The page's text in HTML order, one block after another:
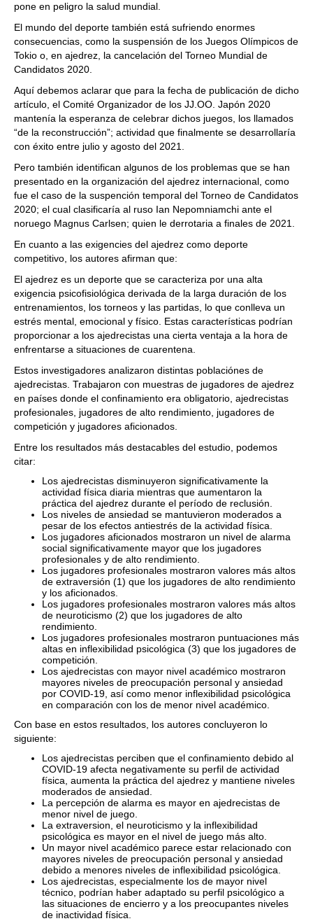
pone en peligro la salud mundial.
El mundo del deporte también está sufriendo enormes
consecuencias, como la suspensión de los Juegos Olímpicos de
Tokio o, en ajedrez, la cancelación del Torneo Mundial de
Candidatos 2020.
Aquí debemos aclarar que para la fecha de publicación de dicho
artículo, el Comité Organizador de los JJ.OO. Japón 2020
mantenía la esperanza de celebrar dichos juegos, los llamados
“de la reconstrucción”; actividad que finalmente se desarrollaría
con éxito entre julio y agosto del 2021.
Pero también identifican algunos de los problemas que se han
presentado en la organización del ajedrez internacional, como
fue el caso de la suspención temporal del Torneo de Candidatos
2020; el cual clasificaría al ruso Ian Nepomniamchi ante el
noruego Magnus Carlsen; quien le derrotaria a finales de 2021.
En cuanto a las exigencies del ajedrez como deporte
competitivo, los autores afirman que:
El ajedrez es un deporte que se caracteriza por una alta
exigencia psicofisiológica derivada de la larga duración de los
entrenamientos, los torneos y las partidas, lo que conlleva un
estrés mental, emocional y físico. Estas características podrían
proporcionar a los ajedrecistas una cierta ventaja a la hora de
enfrentarse a situaciones de cuarentena.
Estos investigadores analizaron distintas poblaciónes de
ajedrecistas. Trabajaron con muestras de jugadores de ajedrez
en países donde el confinamiento era obligatorio, ajedrecistas
profesionales, jugadores de alto rendimiento, jugadores de
competición y jugadores aficionados.
Entre los resultados más destacables del estudio, podemos
citar:
Los ajedrecistas disminuyeron significativamente la
actividad física diaria mientras que aumentaron la
práctica del ajedrez durante el período de reclusión.
Los niveles de ansiedad se mantuvieron moderados a
pesar de los efectos antiestrés de la actividad física.
Los jugadores aficionados mostraron un nivel de alarma
social significativamente mayor que los jugadores
profesionales y de alto rendimiento.
Los jugadores profesionales mostraron valores más altos
de extraversión (1) que los jugadores de alto rendimiento
y los aficionados.
Los jugadores profesionales mostraron valores más altos
de neuroticismo (2) que los jugadores de alto
rendimiento.
Los jugadores profesionales mostraron puntuaciones más
altas en inflexibilidad psicológica (3) que los jugadores de
competición.
Los ajedrecistas con mayor nivel académico mostraron
mayores niveles de preocupación personal y ansiedad
por COVID-19, así como menor inflexibilidad psicológica
en comparación con los de menor nivel académico.
Con base en estos resultados, los autores concluyeron lo
siguiente:
Los ajedrecistas perciben que el confinamiento debido al
COVID-19 afecta negativamente su perfil de actividad
física, aumenta la práctica del ajedrez y mantiene niveles
moderados de ansiedad.
La percepción de alarma es mayor en ajedrecistas de
menor nivel de juego.
La extraversion, el neuroticismo y la inflexibilidad
psicológica es mayor en el nivel de juego más alto.
Un mayor nivel académico parece estar relacionado con
mayores niveles de preocupación personal y ansiedad
debido a menores niveles de inflexibilidad psicológica.
Los ajedrecistas, especialmente los de mayor nivel
técnico, podrían haber adaptado su perfil psicológico a
las situaciones de encierro y a los preocupantes niveles
de inactividad física.